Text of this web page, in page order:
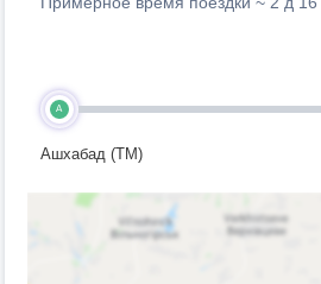
A
Ашхабад (TM)